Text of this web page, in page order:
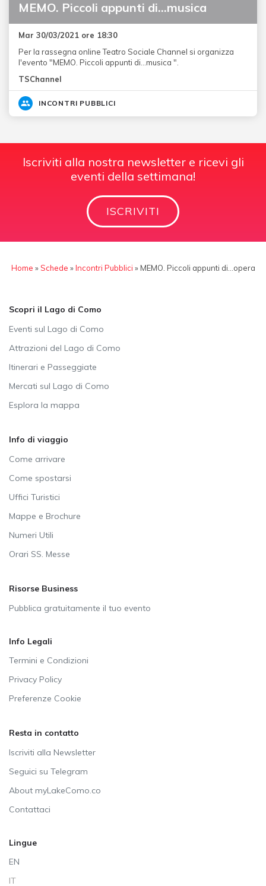
MEMO. Piccoli appunti di…musica
Mar 30/03/2021 ore 18:30
Per la rassegna online Teatro Sociale Channel si organizza
l'evento "MEMO. Piccoli appunti di…musica ".
TSChannel
INCONTRI PUBBLICI
Iscriviti alla nostra newsletter e ricevi gli
eventi della settimana!
ISCRIVITI
Home »Schede »Incontri Pubblici » MEMO. Piccoli appunti di…opera
Scopri il Lago di Como
Eventi sul Lago di Como
Attrazioni del Lago di Como
Itinerari e Passeggiate
Mercati sul Lago di Como
Esplora la mappa
Info di viaggio
Come arrivare
Come spostarsi
Uffici Turistici
Mappe e Brochure
Numeri Utili
Orari SS. Messe
Risorse Business
Pubblica gratuitamente il tuo evento
Info Legali
Termini e Condizioni
Privacy Policy
Preferenze Cookie
Resta in contatto
Iscriviti alla Newsletter
Seguici su Telegram
About myLakeComo.co
Contattaci
Lingue
EN
IT